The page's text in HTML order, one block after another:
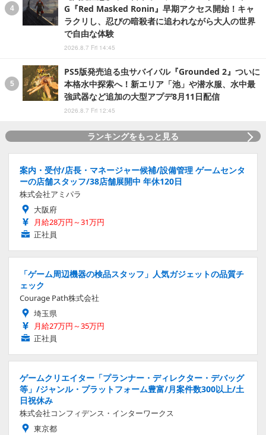
G『Red Masked Ronin』早期アクセス開始！キャ
ラクリし、忍びの暗殺者に追われながら大人の世界
で自由な体験
2026.8.7 Fri 14:45
PS5版発売迫る虫サバイバル『Grounded 2』ついに
本格水中探索へ！新エリア「池」や潜水服、水中最
強武器など追加の大型アプデ8月11日配信
2026.8.7 Fri 12:45
ランキングをもっと見る
案内・受付/店長・マネージャー候補/設備管理 ゲームセンタ
ーの店舗スタッフ/38店舗展開中 年休120日
株式会社アミパラ
大阪府
月給28万円～31万円
正社員
「ゲーム周辺機器の検品スタッフ」人気ガジェットの品質チ
ェック
Courage Path株式会社
埼玉県
月給27万円～35万円
正社員
ゲームクリエイター「プランナー・ディレクター・デバッグ
等」/ジャンル・プラットフォーム豊富/月案件数300以上/土
日祝休み
株式会社コンフィデンス・インターワークス
東京都